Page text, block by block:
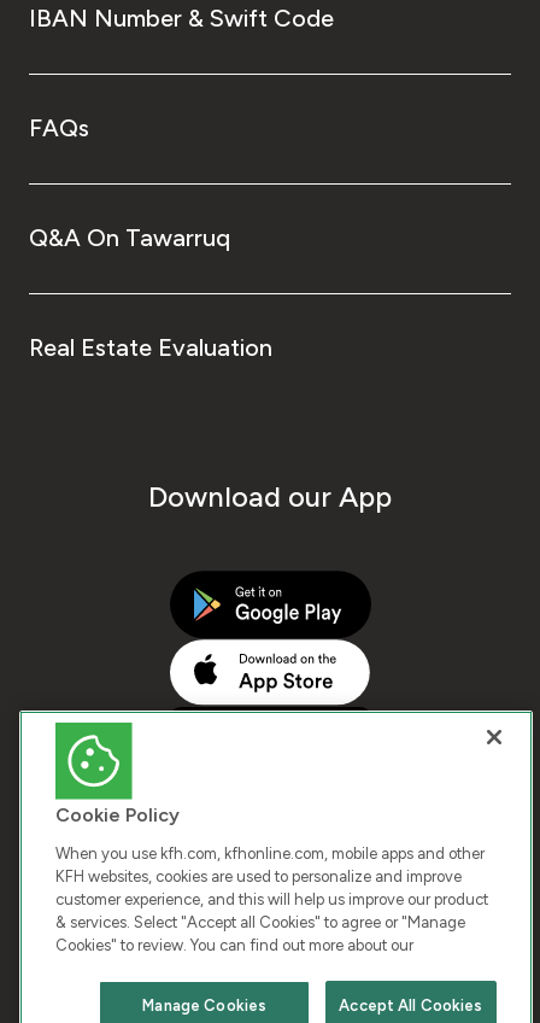
IBAN Number & Swift Code
FAQs
Q&A On Tawarruq
Real Estate Evaluation
Download our App
COPYRIGHT © 2026 KUWAIT FINANCE HOUSE. ALL
RIGHTS RESERVED
Terms & Condition Cookies Privacy Policy
Cookie Policy
When you use kfh.com, kfhonline.com, mobile apps and other
KFH websites, cookies are used to personalize and improve
customer experience, and this will help us improve our product
& services. Select "Accept all Cookies" to agree or "Manage
Cookies" to review. You can find out more about our
Accept All Cookies
Manage Cookies